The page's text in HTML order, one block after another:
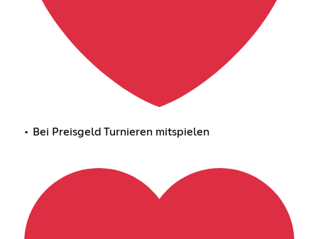
• Bei Preisgeld Turnieren mitspielen